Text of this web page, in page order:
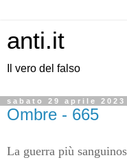
anti.it
Il vero del falso
sabato 29 aprile 2023
Ombre - 665
La guerra più